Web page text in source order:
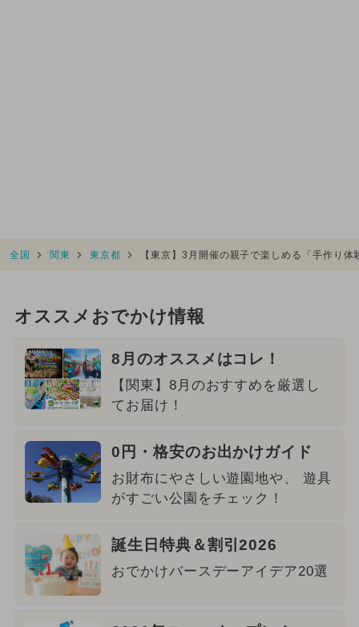
全国 関東 東京都 【東京】3月開催の親子で楽しめる「手作り体
オススメおでかけ情報
8月のオススメはコレ！
【関東】8月のおすすめを厳選し
てお届け！
0円・格安のお出かけガイド
お財布にやさしい遊園地や、 遊具
がすごい公園をチェック！
誕生日特典＆割引2026
おでかけバースデーアイデア20選